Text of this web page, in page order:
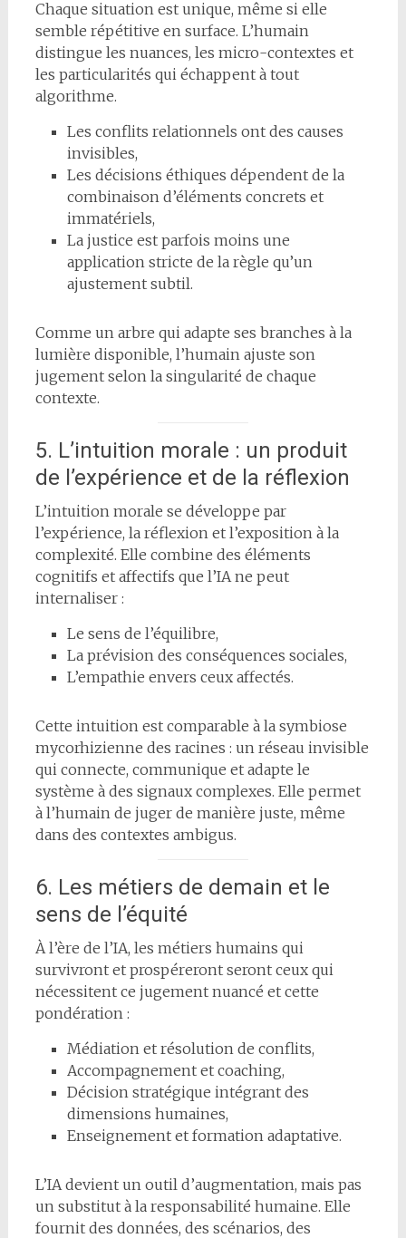
Chaque situation est unique, même si elle
semble répétitive en surface. L’humain
distingue les nuances, les micro-contextes et
les particularités qui échappent à tout
algorithme.
Les conflits relationnels ont des causes
invisibles,
Les décisions éthiques dépendent de la
combinaison d’éléments concrets et
immatériels,
La justice est parfois moins une
application stricte de la règle qu’un
ajustement subtil.
Comme un arbre qui adapte ses branches à la
lumière disponible, l’humain ajuste son
jugement selon la singularité de chaque
contexte.
5. L’intuition morale : un produit
de l’expérience et de la réflexion
L’intuition morale se développe par
l’expérience, la réflexion et l’exposition à la
complexité. Elle combine des éléments
cognitifs et affectifs que l’IA ne peut
internaliser :
Le sens de l’équilibre,
La prévision des conséquences sociales,
L’empathie envers ceux affectés.
Cette intuition est comparable à la symbiose
mycorhizienne des racines : un réseau invisible
qui connecte, communique et adapte le
système à des signaux complexes. Elle permet
à l’humain de juger de manière juste, même
dans des contextes ambigus.
6. Les métiers de demain et le
sens de l’équité
À l’ère de l’IA, les métiers humains qui
survivront et prospéreront seront ceux qui
nécessitent ce jugement nuancé et cette
pondération :
Médiation et résolution de conflits,
Accompagnement et coaching,
Décision stratégique intégrant des
dimensions humaines,
Enseignement et formation adaptative.
L’IA devient un outil d’augmentation, mais pas
un substitut à la responsabilité humaine. Elle
fournit des données, des scénarios, des